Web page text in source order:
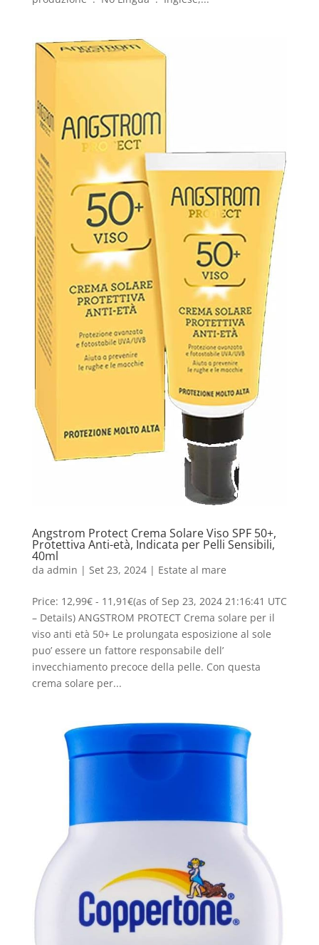
Angstrom Protect Crema Solare Viso SPF 50+,
Protettiva Anti-età, Indicata per Pelli Sensibili,
40ml
da admin | Set 23, 2024| Estate al mare
Price: 12,99€ - 11,91€(as of Sep 23, 2024 21:16:41 UTC
– Details) ANGSTROM PROTECT Crema solare per il
viso anti età 50+ Le prolungata esposizione al sole
puo’ essere un fattore responsabile dell’
invecchiamento precoce della pelle. Con questa
crema solare per...